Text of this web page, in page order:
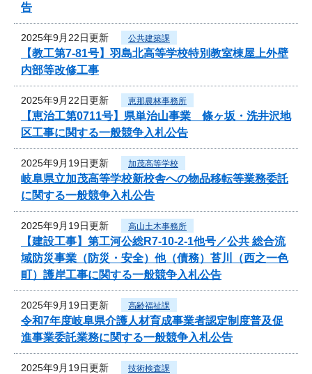
告
2025年9月22日更新 公共建築課
【教工第7-81号】羽島北高等学校特別教室棟屋上外壁
内部等改修工事
2025年9月22日更新 恵那農林事務所
【恵治工第0711号】県単治山事業 條ヶ坂・洗井沢地
区工事に関する一般競争入札公告
2025年9月19日更新 加茂高等学校
岐阜県立加茂高等学校新校舎への物品移転等業務委託
に関する一般競争入札公告
2025年9月19日更新 高山土木事務所
【建設工事】第工河公総R7-10-2-1他号／公共 総合流
域防災事業（防災・安全）他（債務）苔川（西之一色
町）護岸工事に関する一般競争入札公告
2025年9月19日更新 高齢福祉課
令和7年度岐阜県介護人材育成事業者認定制度普及促
進事業委託業務に関する一般競争入札公告
2025年9月19日更新 技術検査課